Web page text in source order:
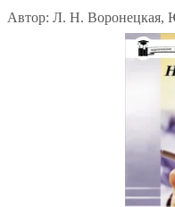
Автор: Л. Н.